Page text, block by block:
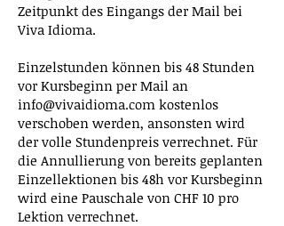
Zeitpunkt des Eingangs der Mail bei
Viva Idioma.
Einzelstunden können bis 48 Stunden
vor Kursbeginn per Mail an
info@vivaidioma.com kostenlos
verschoben werden, ansonsten wird
der volle Stundenpreis verrechnet. Für
die Annullierung von bereits geplanten
Einzellektionen bis 48h vor Kursbeginn
wird eine Pauschale von CHF 10 pro
Lektion verrechnet.